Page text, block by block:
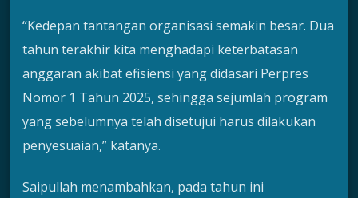
“Kedepan tantangan organisasi semakin besar. Dua
tahun terakhir kita menghadapi keterbatasan
anggaran akibat efisiensi yang didasari Perpres
Nomor 1 Tahun 2025, sehingga sejumlah program
yang sebelumnya telah disetujui harus dilakukan
penyesuaian,” katanya.
Saipullah menambahkan, pada tahun ini